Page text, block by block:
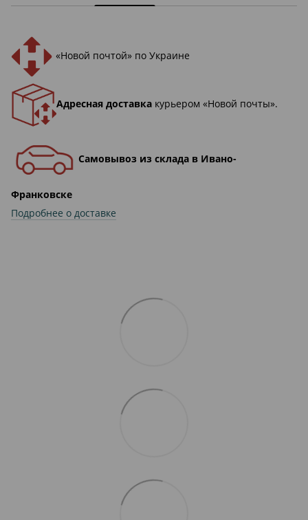
«Новой почтой» по Украине
Адресная доставка курьером «Новой почты».
Самовывоз из склада в Ивано-
Франковске
Подробнее о доставке